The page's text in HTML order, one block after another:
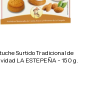
Surtido Tradicional de
LA ESTEPEÑA - 150 g.